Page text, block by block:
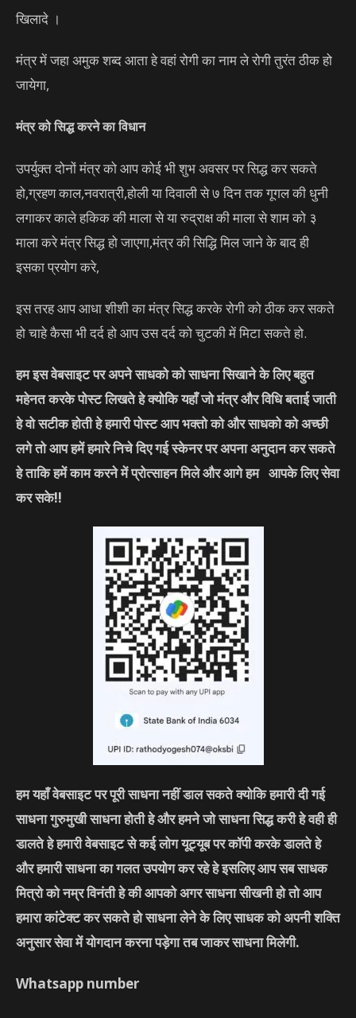
खिलादे ।
मंत्र में जहा अमुक शब्द आता हे वहां रोगी का नाम ले रोगी तुरंत ठीक हो
जायेगा,
मंत्र को सिद्ध करने का विधान
उपर्युक्त दोनों मंत्र को आप कोई भी शुभ अवसर पर सिद्ध कर सकते
हो,ग्रहण काल,नवरात्री,होली या दिवाली से ७ दिन तक गूगल की धुनी
लगाकर काले हकिक की माला से या रुद्राक्ष की माला से शाम को ३
माला करे मंत्र सिद्ध हो जाएगा,मंत्र की सिद्धि मिल जाने के बाद ही
इसका प्रयोग करे,
इस तरह आप आधा शीशी का मंत्र सिद्ध करके रोगी को ठीक कर सकते
हो चाहे कैसा भी दर्द हो आप उस दर्द को चुटकी में मिटा सकते हो.
हम इस वेबसाइट पर अपने साधको को साधना सिखाने के लिए बहुत
महेनत करके पोस्ट लिखते हे क्योकि यहाँ जो मंत्र और विधि बताई जाती
हे वो सटीक होती हे हमारी पोस्ट आप भक्तो को और साधको को अच्छी
लगे तो आप हमें हमारे निचे दिए गई स्केनर पर अपना अनुदान कर सकते
हे ताकि हमें काम करने में प्रोत्साहन मिले और आगे हम आपके लिए सेवा
कर सके!!
हम यहाँ वेबसाइट पर पूरी साधना नहीं डाल सकते क्योकि हमारी दी गई
साधना गुरुमुखी साधना होती हे और हमने जो साधना सिद्ध करी हे वही ही
डालते हे हमारी वेबसाइट से कई लोग यूट्यूब पर कॉपी करके डालते हे
और हमारी साधना का गलत उपयोग कर रहे हे इसलिए आप सब साधक
मित्रो को नम्र विनंती हे की आपको अगर साधना सीखनी हो तो आप
हमारा कांटेक्ट कर सकते हो साधना लेने के लिए साधक को अपनी शक्ति
अनुसार सेवा में योगदान करना पड़ेगा तब जाकर साधना मिलेगी.
Whatsapp number